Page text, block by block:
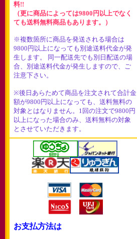
料!!
（更に商品によっては9800円以上でなく
ても送料無料商品もあります。）
※複数箇所に商品を発送される場合は
9800円以上になっても別途送料代金が発
生します。 同一配送先でも別日配送の場
合、別途送料代金が発生しますので、ご
注意下さい。
※後日あらためて商品を注文されて合計金
額が9800円以上になっても、送料無料の
対象とはなりません。1回の注文で9800円
以上になった場合のみ、送料無料の対象
とさせていただきます。
お支払方法は